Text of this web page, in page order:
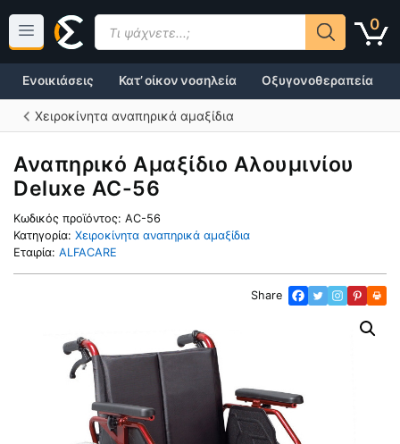
περιεχόμενο
0
Products
search
Κατ’ οίκον νοσηλεία Οξυγονοθεραπεία
Ενοικιάσεις
Χειροκίνητα αναπηρικά αμαξίδια
Αναπηρικό Αμαξίδιο Αλουμινίου
Deluxe AC-56
Κωδικός προϊόντος: AC-56
Κατηγορία: Χειροκίνητα αναπηρικά αμαξίδια
Εταιρία: ALFACARE
Share